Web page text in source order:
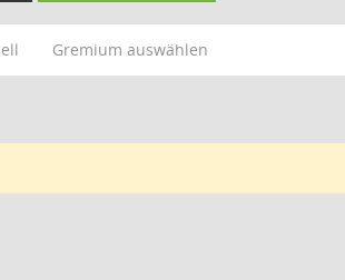
Gremium auswählen